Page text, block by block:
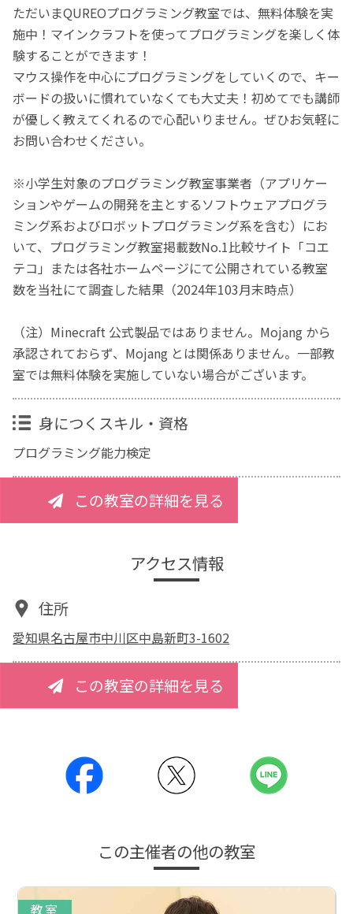
ただいまQUREOプログラミング教室では、無料体験を実
施中！マインクラフトを使ってプログラミングを楽しく体
験することができます！
マウス操作を中心にプログラミングをしていくので、キー
ボードの扱いに慣れていなくても大丈夫！初めてでも講師
が優しく教えてくれるので心配いりません。ぜひお気軽に
お問い合わせください。
※小学生対象のプログラミング教室事業者（アプリケー
ションやゲームの開発を主とするソフトウェアプログラ
ミング系およびロボットプログラミング系を含む）にお
いて、プログラミング教室掲載数No.1比較サイト「コエ
テコ」または各社ホームページにて公開されている教室
数を当社にて調査した結果（2024年103月末時点）
（注）Minecraft 公式製品ではありません。Mojang から
承認されておらず、Mojang とは関係ありません。一部教
室では無料体験を実施していない場合がございます。
身につくスキル・資格
プログラミング能力検定
この教室の詳細を見る
アクセス情報
住所
愛知県名古屋市中川区中島新町3-1602
この教室の詳細を見る
この主催者の他の教室
教室